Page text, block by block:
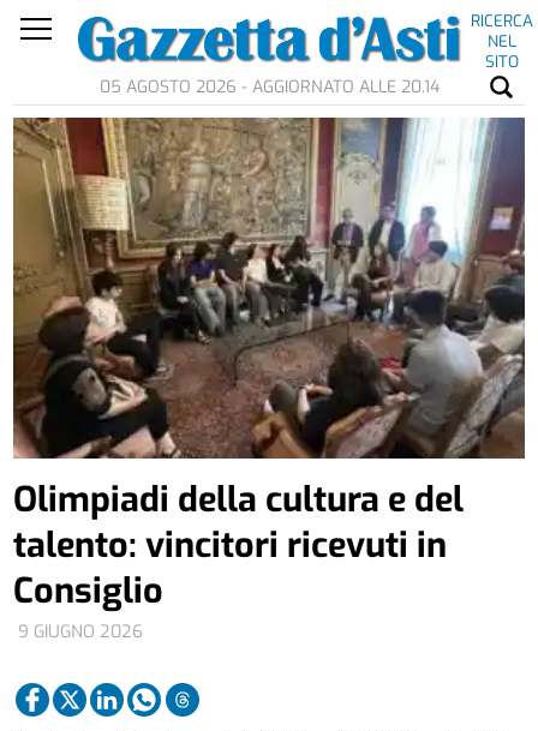
RICERCA
NEL
SITO
05 AGOSTO 2026 - AGGIORNATO ALLE 20.14
9 GIUGNO 2026
Olimpiadi della cultura e del
talento: vincitori ricevuti in
Consiglio